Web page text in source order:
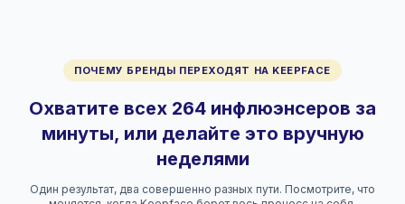
ПОЧЕМУ БРЕНДЫ ПЕРЕХОДЯТ НА KEEPFACE
Охватите всех 264 инфлюэнсеров за
минуты, или делайте это вручную
неделями
Один результат, два совершенно разных пути. Посмотрите, что